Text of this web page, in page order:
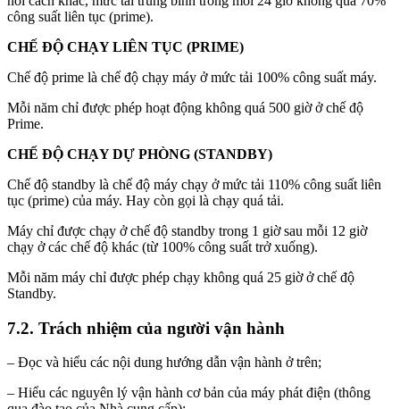
công suất liên tục (prime).
CHẾ ĐỘ CHẠY LIÊN TỤC (PRIME)
Chế độ prime là chế độ chạy máy ở mức tải 100% công suất máy.
Mỗi năm chỉ được phép hoạt động không quá 500 giờ ở chế độ
Prime.
CHẾ ĐỘ CHẠY DỰ PHÒNG (STANDBY)
Chế độ standby là chế độ máy chạy ở mức tải 110% công suất liên
tục (prime) của máy. Hay còn gọi là chạy quá tải.
Máy chỉ được chạy ở chế độ standby trong 1 giờ sau mỗi 12 giờ
chạy ở các chế độ khác (từ 100% công suất trở xuống).
Mỗi năm máy chỉ được phép chạy không quá 25 giờ ở chế độ
Standby.
7.2. Trách nhiệm của người vận hành
– Đọc và hiểu các nội dung hướng dẫn vận hành ở trên;
– Hiểu các nguyên lý vận hành cơ bản của máy phát điện (thông